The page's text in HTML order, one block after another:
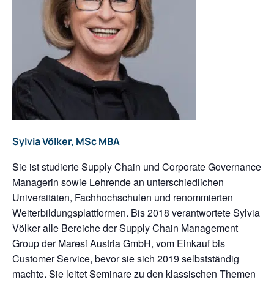
Sylvia Völker, MSc MBA
Sie ist studierte Supply Chain und Corporate Governance
Managerin sowie Lehrende an unterschiedlichen
Universitäten, Fachhochschulen und renommierten
Weiterbildungsplattformen. Bis 2018 verantwortete Sylvia
Völker alle Bereiche der Supply Chain Management
Group der Maresi Austria GmbH, vom Einkauf bis
Customer Service, bevor sie sich 2019 selbstständig
machte. Sie leitet Seminare zu den klassischen Themen